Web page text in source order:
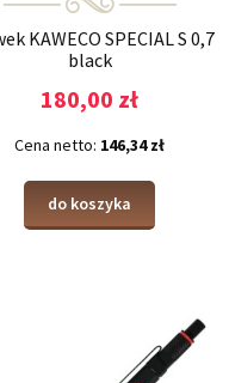
KAWECO SPECIAL S 0,7
black
180,00 zł
Cena netto: 146,34 zł
do koszyka